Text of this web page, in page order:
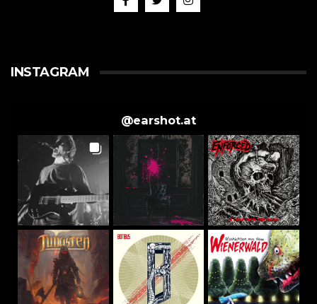
INSTAGRAM
@earshot.at